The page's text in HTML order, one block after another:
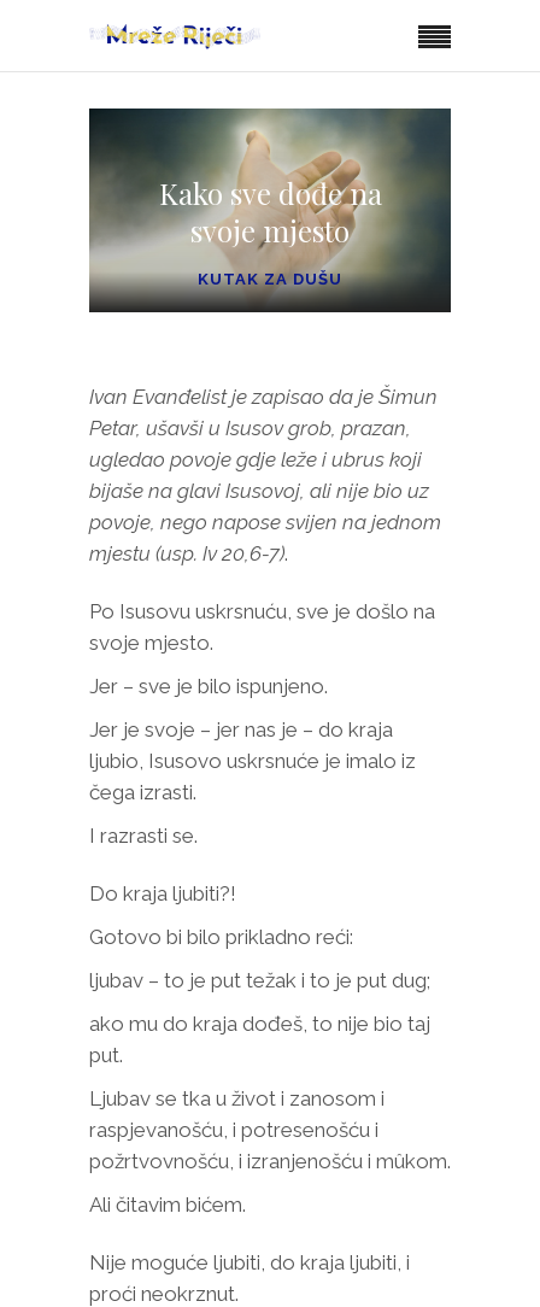
Kako sve dođe na
svoje mjesto
KUTAK ZA DUŠU
Ivan Evanđelist je zapisao da je Šimun
Petar, ušavši u Isusov grob, prazan,
ugledao povoje gdje leže i ubrus koji
bijaše na glavi Isusovoj, ali nije bio uz
povoje, nego napose svijen na jednom
mjestu (usp. Iv 20,6-7).
Po Isusovu uskrsnuću, sve je došlo na
svoje mjesto.
Jer – sve je bilo ispunjeno.
Jer je svoje – jer nas je – do kraja
ljubio, Isusovo uskrsnuće je imalo iz
čega izrasti.
I razrasti se.
Do kraja ljubiti?!
Gotovo bi bilo prikladno reći:
ljubav – to je put težak i to je put dug;
ako mu do kraja dođeš, to nije bio taj
put.
Ljubav se tka u život i zanosom i
raspjevanošću, i potresenošću i
požrtvovnošću, i izranjenošću i mûkom.
Ali čitavim bićem.
Nije moguće ljubiti, do kraja ljubiti, i
proći neokrznut.